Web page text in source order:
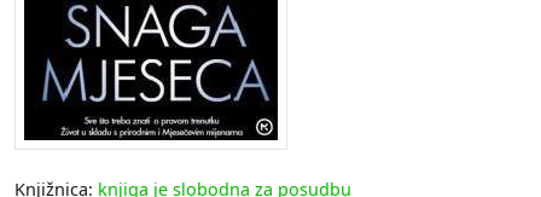
Knjižnica: knjiga je slobodna za posudbu